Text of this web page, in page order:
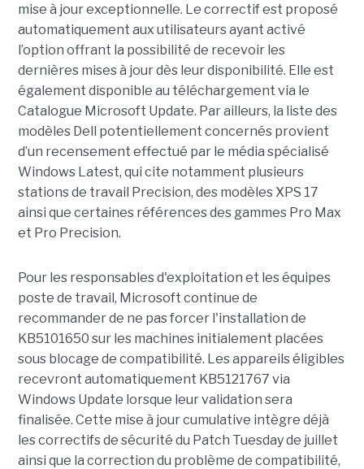
mise à jour exceptionnelle. Le correctif est proposé
automatiquement aux utilisateurs ayant activé
l’option offrant la possibilité de recevoir les
dernières mises à jour dès leur disponibilité. Elle est
également disponible au téléchargement via le
Catalogue Microsoft Update. Par ailleurs, la liste des
modèles Dell potentiellement concernés provient
d’un recensement effectué par le média spécialisé
Windows Latest, qui cite notamment plusieurs
stations de travail Precision, des modèles XPS 17
ainsi que certaines références des gammes Pro Max
et Pro Precision.
Pour les responsables d'exploitation et les équipes
poste de travail, Microsoft continue de
recommander de ne pas forcer l'installation de
KB5101650 sur les machines initialement placées
sous blocage de compatibilité. Les appareils éligibles
recevront automatiquement KB5121767 via
Windows Update lorsque leur validation sera
finalisée. Cette mise à jour cumulative intègre déjà
les correctifs de sécurité du Patch Tuesday de juillet
ainsi que la correction du problème de compatibilité,